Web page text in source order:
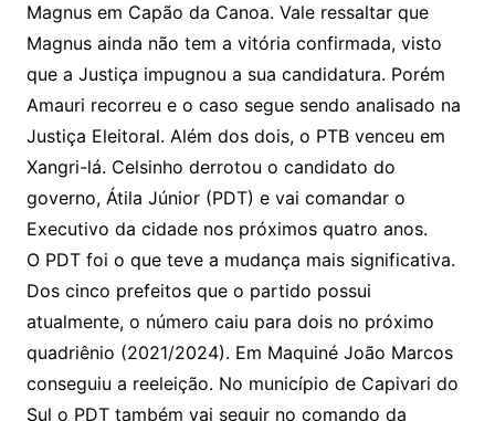
Magnus em Capão da Canoa. Vale ressaltar que
Magnus ainda não tem a vitória confirmada, visto
que a Justiça impugnou a sua candidatura. Porém
Amauri recorreu e o caso segue sendo analisado na
Justiça Eleitoral. Além dos dois, o PTB venceu em
Xangri-lá. Celsinho derrotou o candidato do
governo, Átila Júnior (PDT) e vai comandar o
Executivo da cidade nos próximos quatro anos.
O PDT foi o que teve a mudança mais significativa.
Dos cinco prefeitos que o partido possui
atualmente, o número caiu para dois no próximo
quadriênio (2021/2024). Em Maquiné João Marcos
conseguiu a reeleição. No município de Capivari do
Sul o PDT também vai seguir no comando da